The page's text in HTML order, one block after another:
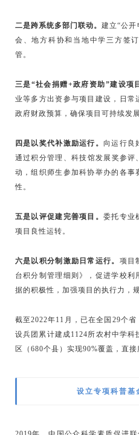
二是跨系统多部门联动。建立“公
会、地方科协和当地中学三方签
管。
三是“社会捐赠+政府资助”建设项
业等多方出资参与项目建设，日
政府财政预算，确保项目可持续发展
四是以奖代补激励运行。 向运行良
通过积分管理、科技馆发展奖参评
动，组织师生参加科协举办的各事
性。
五是以评促建完善项目。 委托专业
项目良性运转。
六是以积分制激励日常运行。 项目
台积分制管理细则》，促进学校
据的积极性，加强项目的执行力，
截至2022年11月，已在全国29个
设兵团累计建成1124所农村中学
区（680个县）实现90%覆盖，直接
设立专项科普基